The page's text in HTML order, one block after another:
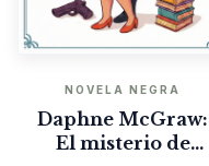
NOVELA NEGRA
Daphne McGraw:
El misterio de